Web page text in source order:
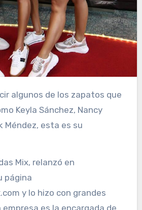
Keyla Sánchez, Nancy
Méndez, esta es su
Mix, relanzó en
página
y lo hizo con grandes